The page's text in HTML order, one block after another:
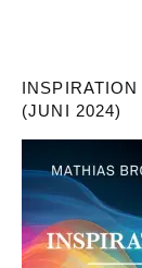
(JUNI 2024)